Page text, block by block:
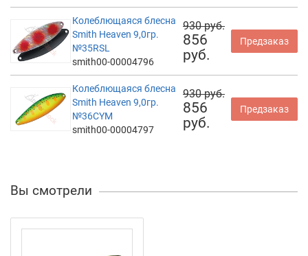
Колеблющаяся блесна
Smith Heaven 9,0гр.
№35RSL
smith00-00004796
930 руб.
856
руб.
Предзаказ
Колеблющаяся блесна
Smith Heaven 9,0гр.
№36CYM
smith00-00004797
930 руб.
856
руб.
Предзаказ
Вы смотрели